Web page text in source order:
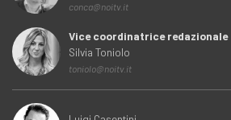
conca@noitv.it
Vice coordinatrice redazionale
Silvia Toniolo
toniolo@noitv.it